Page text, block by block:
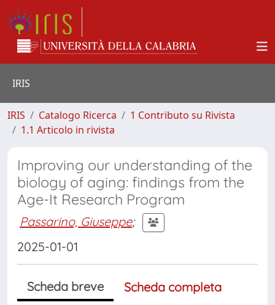
IRIS
IRIS Catalogo Ricerca
1 Contributo su Rivista
1.1 Articolo in rivista
Improving our understanding of the
biology of aging: findings from the
Age-It Research Program
Passarino, Giuseppe;
2025-01-01
Scheda breve
Scheda completa